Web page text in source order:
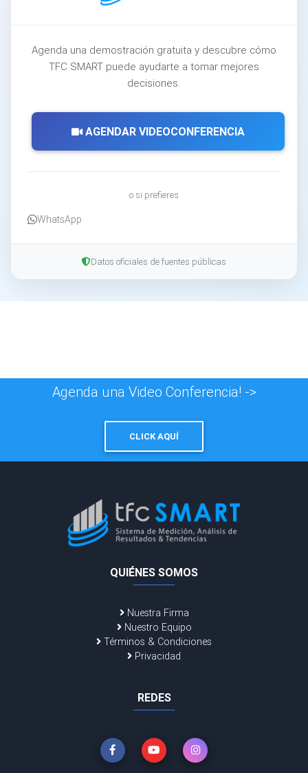
Agenda una demostración gratuita y descubre cómo
TFC SMART puede ayudarte a tomar mejores
decisiones.
AGENDAR VIDEOCONFERENCIA
o si prefieres
WhatsApp
Datos oficiales de fuentes públicas
Agenda una Video Conferencia! ->
CLICK AQUÍ
QUIÉNES SOMOS
Nuestra Firma
Nuestro Equipo
Términos & Condiciones
Privacidad
REDES